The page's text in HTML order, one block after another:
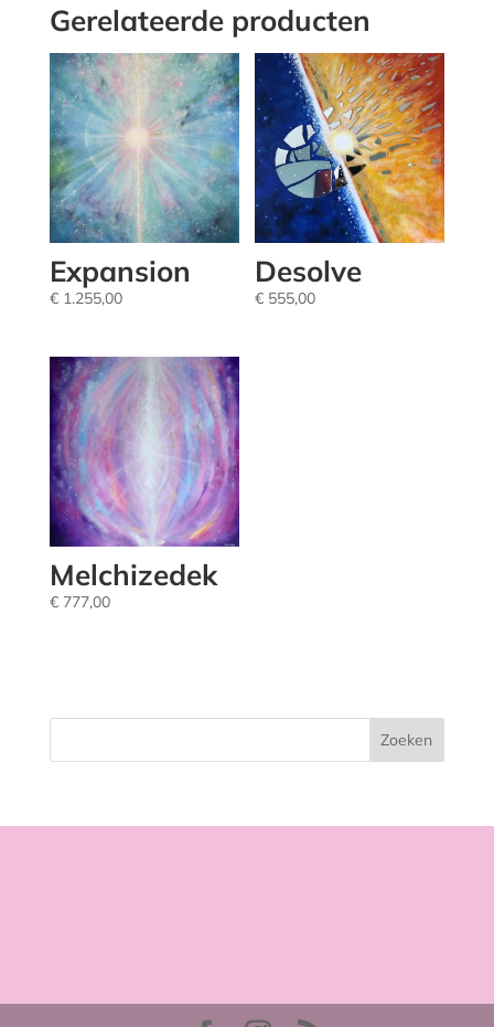
Gerelateerde producten
Expansion
€1.255,00
Desolve
€ 555,00
Melchizedek
€777,00
Zoeken